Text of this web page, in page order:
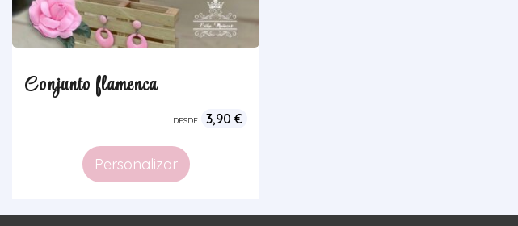
Conjunto flamenca
DESDE 3,90 €
Personalizar